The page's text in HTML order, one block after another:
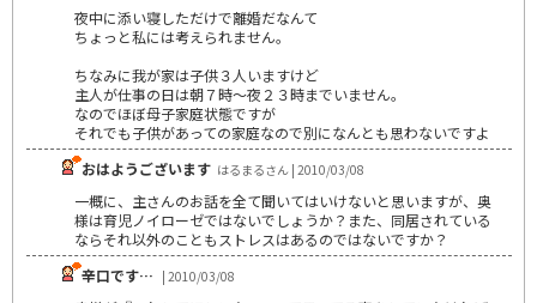
夜中に添い寝しただけで離婚だなんて
ちょっと私には考えられません。
ちなみに我が家は子供３人いますけど
主人が仕事の日は朝７時～夜２３時までいません。
なのでほぼ母子家庭状態ですが
それでも子供があっての家庭なので別になんとも思わないですよ
おはようございます はるまるさん | 2010/03/08
一概に、主さんのお話を全て聞いてはいけないと思いますが、奥
様は育児ノイローゼではないでしょうか？また、同居されている
ならそれ以外のこともストレスはあるのではないですか？
辛口です… | 2010/03/08